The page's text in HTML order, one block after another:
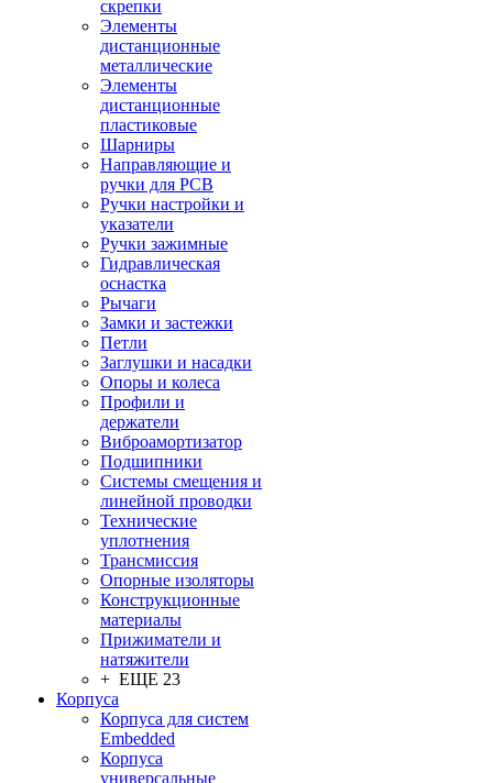
скрепки
Элементы
дистанционные
металлические
Элементы
дистанционные
пластиковые
Шарниры
Направляющие и
ручки для PCB
Ручки настройки и
указатели
Ручки зажимные
Гидравлическая
оснастка
Рычаги
Замки и застежки
Петли
Заглушки и насадки
Опоры и колеса
Профили и
держатели
Виброамортизатор
Подшипники
Системы смещения и
линейной проводки
Технические
уплотнения
Трансмиссия
Опорные изоляторы
Конструкционные
материалы
Прижиматели и
натяжители
+ ЕЩЕ 23
Корпуса
Корпуса для систем
Embedded
Корпуса
универсальные